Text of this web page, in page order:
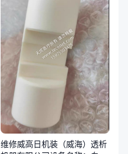
维修威高日机装（威海）透析